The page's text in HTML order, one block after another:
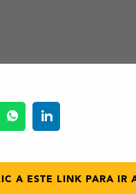
A ESTE LINK PARA IR